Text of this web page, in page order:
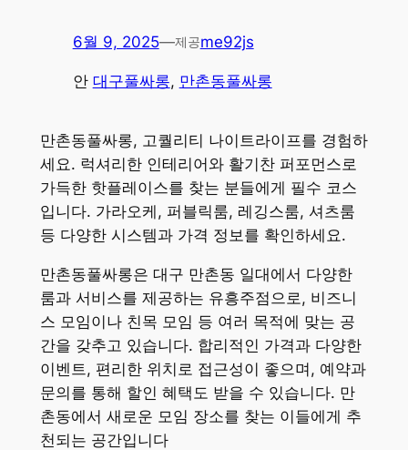
6월 9, 2025—제공me92js
안 대구풀싸롱, 만촌동풀싸롱
만촌동풀싸롱, 고퀄리티 나이트라이프를 경험하
세요. 럭셔리한 인테리어와 활기찬 퍼포먼스로
가득한 핫플레이스를 찾는 분들에게 필수 코스
입니다. 가라오케, 퍼블릭룸, 레깅스룸, 셔츠룸
등 다양한 시스템과 가격 정보를 확인하세요.
만촌동풀싸롱은 대구 만촌동 일대에서 다양한
룸과 서비스를 제공하는 유흥주점으로, 비즈니
스 모임이나 친목 모임 등 여러 목적에 맞는 공
간을 갖추고 있습니다. 합리적인 가격과 다양한
이벤트, 편리한 위치로 접근성이 좋으며, 예약과
문의를 통해 할인 혜택도 받을 수 있습니다. 만
촌동에서 새로운 모임 장소를 찾는 이들에게 추
천되는 공간입니다